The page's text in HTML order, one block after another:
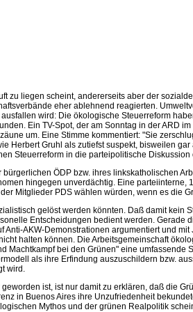
liegen scheint, andererseits aber der
eher ablehnend reagierten.
wird: Die ökologische Steuerreform
Ein TV-Spot, der am Sonntag in der ARD
um. Eine Stimme kommentiert: "Sie
Herbert Gruhl als zutiefst suspekt, bisweilen
Steuerreform in die parteipolitische
ÖDP bzw. ihres linkskatholischen
hingegen unverdächtig. Eine
Mitglieder PDS wählen würden, wenn es die
gelöst werden könnten. Daß damit
Entscheidungen bedient werden.
AKW-Demonstrationen argumentiert und
halten können. Die Arbeitsgemeinschaft
bei den Grünen" eine
als ihre Erfindung auszuschildern bzw.
wird.
ist, ist nur damit zu erklären, daß die
in Buenos Aires ihre Unzufriedenheit
Mythos und der grünen Realpolitik